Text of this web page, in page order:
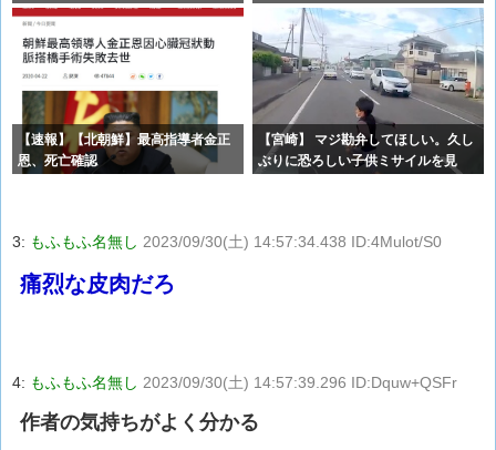
しま
ン！！
【速報】【北朝鮮】最高指導者金正
恩、死亡確認
【宮崎】 マジ勘弁してほしい。久し
ぶりに恐ろしい子供ミサイルを見
3: もふもふ名無し 2023/09/30(土) 14:57:34.438 ID:4Mulot/S0
痛烈な皮肉だろ
4: もふもふ名無し 2023/09/30(土) 14:57:39.296 ID:Dquw+QSFr
作者の気持ちがよく分かる